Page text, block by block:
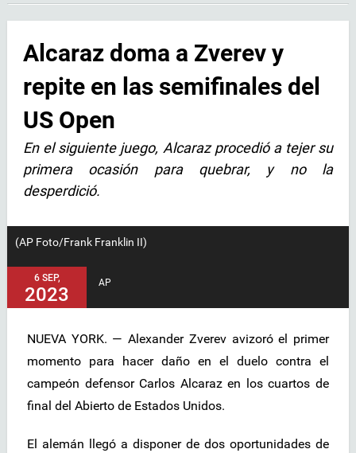
Alcaraz doma a Zverev y
repite en las semifinales del
US Open
En el siguiente juego, Alcaraz procedió a tejer su
primera ocasión para quebrar, y no la
desperdició.
(AP Foto/Frank Franklin II)
6 SEP,
2023
AP
NUEVA YORK. — Alexander Zverev avizoró el primer
momento para hacer daño en el duelo contra el
campeón defensor Carlos Alcaraz en los cuartos de
final del Abierto de Estados Unidos.
El alemán llegó a disponer de dos oportunidades de